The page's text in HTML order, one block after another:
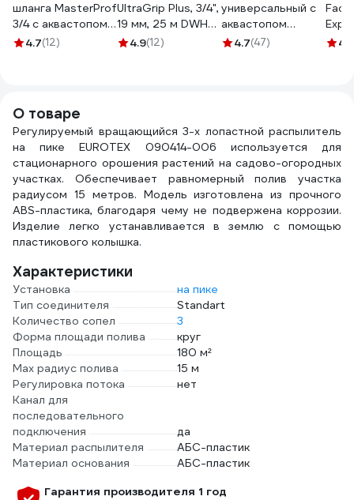
шланга MasterProf
3/4 с аквастопом
соединитель
4.7(12)
UltraGrip Plus, 3/4",
19 мм, 25 м DWH
5134
4.9(12)
универсальный с
аквастопом
1/2"-5/8"-3/4"
4.7(47) 4.6
О товаре
Регулируемый вращающийся 3-х лопастной распылитель
на пике EUROTEX 090414-006 используется для
стационарного орошения растений на садово-огородных
участках. Обеспечивает равномерный полив участка
радиусом 15 метров. Модель изготовлена из прочного
ABS-пластика, благодаря чему не подвержена коррозии.
Изделие легко устанавливается в землю с помощью
пластикового колышка.
Характеристики
Установка
на пике
Тип соединителя
Standart
Количество сопел
3
Форма площади полива
круг
Площадь
180 м²
Max радиус полива
15 м
Регулировка потока
нет
Канал для
последовательного
подключения
да
Материал распылителя
АБС-пластик
Материал основания
АБС-пластик
Гарантия производителя 1 год